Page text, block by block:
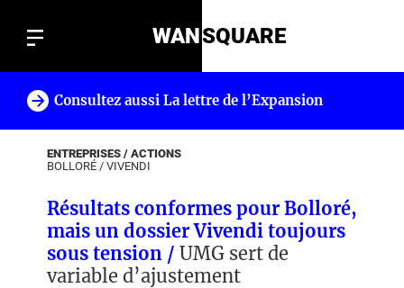
WANSQUARE
Consultez aussi La lettre de l’Expansion
ENTREPRISES / ACTIONS
BOLLORÉ / VIVENDI
Résultats conformes pour Bolloré,
mais un dossier Vivendi toujours
sous tension / UMG sert de
variable d’ajustement